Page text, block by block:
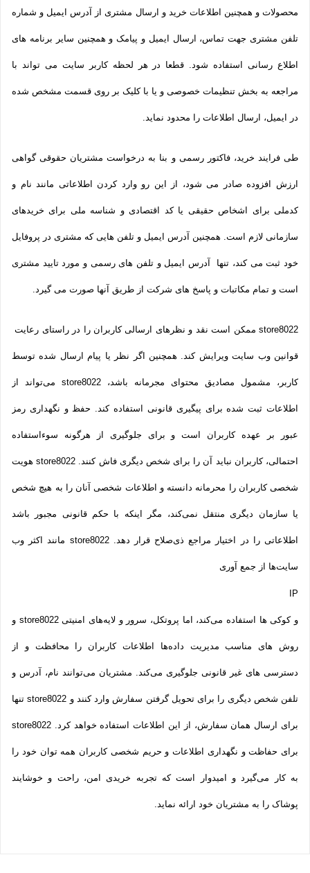
محصولات و همچنین اطلاعات خرید و ارسال مشتری از آدرس ایمیل و شماره
تلفن مشتری جهت تماس، ارسال ایمیل و پیامک و همچنین سایر برنامه های
اطلاع رسانی استفاده شود. قطعا در هر لحظه کاربر سایت می تواند با
مراجعه به بخش تنظیمات خصوصی و یا با کلیک بر روی قسمت مشخص شده
در ایمیل، ارسال اطلاعات را محدود نماید.
طی فرایند خرید، فاکتور رسمی و بنا به درخواست مشتریان حقوقی گواهی
ارزش افزوده صادر می شود، از این رو وارد کردن اطلاعاتی مانند نام و
کدملی برای اشخاص حقیقی یا کد اقتصادی و شناسه ملی برای خریدهای
سازمانی لازم است. همچنین آدرس ایمیل و تلفن هایی که مشتری در پروفایل
خود ثبت می­ کند، تنها آدرس ایمیل و تلفن­ های رسمی و مورد تایید مشتری
است و تمام مکاتبات و پاسخ های شرکت از طریق آنها صورت می گیرد.
store8022 ممکن است نقد و نظرهای ارسالی کاربران را در راستای رعایت
قوانین وب سایت ویرایش کند. همچنین اگر نظر یا پیام ارسال شده توسط
کاربر، مشمول مصادیق محتوای مجرمانه باشد، store8022 می‌تواند از
اطلاعات ثبت شده برای پیگیری قانونی استفاده کند. حفظ و نگهداری رمز
عبور بر عهده کاربران است و برای جلوگیری از هرگونه سوءاستفاده
احتمالی، کاربران نباید آن را برای شخص دیگری فاش کنند. store8022 هویت
شخصی کاربران را محرمانه دانسته و اطلاعات شخصی آنان را به هیچ شخص
یا سازمان دیگری منتقل نمی‌کند، مگر اینکه با حکم قانونی مجبور باشد
اطلاعاتی را در اختیار مراجع ذی‌صلاح قرار دهد. store8022 مانند اکثر وب
سایت‌ها از جمع آوری
IP
و کوکی ‌ها استفاده می‌کند، اما پروتکل، سرور و لایه‌های امنیتی store8022 و
روش‌ های مناسب مدیریت داده‌ها اطلاعات کاربران را محافظت و از
دسترسی‌ های غیر قانونی جلوگیری می‌کند. مشتریان می‌توانند نام، آدرس و
تلفن شخص دیگری را برای تحویل گرفتن سفارش وارد کنند و store8022 تنها
برای ارسال همان سفارش، از این اطلاعات استفاده خواهد کرد. store8022
برای حفاظت و نگهداری اطلاعات و حریم شخصی کاربران همه­ توان خود را
به کار می‌گیرد و امیدوار است که تجربه‌ خریدی امن، راحت و خوشایند
پوشاک را به مشتریان خود ارائه نماید.